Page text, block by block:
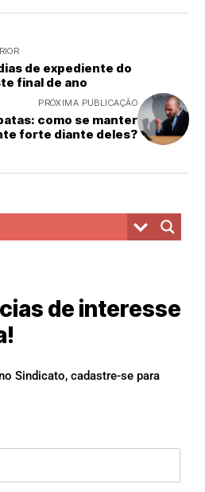
de expediente do
final de ano
PRÓXIMA PUBLICAÇÃO
como se manter
forte diante deles?
de interesse
Sindicato, cadastre-se para